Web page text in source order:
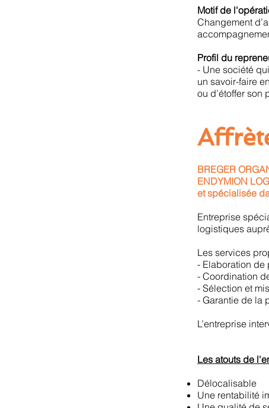
Motif de
Changement
Profil du
- Une société
un savoir-faire
ou d’étoffer son
BREGER
ENDYMION
et spécialisée
Entreprise
logistiques
Les services
- Elaboration de
- Coordination
- Sélection et
- Garantie de la
L’entreprise
Les atouts de
Délocalisable
Une rentabilité